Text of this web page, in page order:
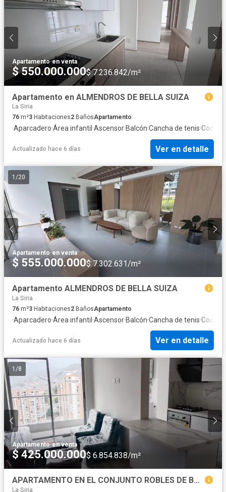
Apartamento·en venta
$ 550.000.000$ 7.236.842/m²
Apartamento en ALMENDROS DE BELLA SUIZA
La Siria
76 m²3 Habitaciones2 BañosApartamento
·Aparcadero·Área infantil ·Ascensor·Balcón·Cancha de tenis·Cocina
Actualizado hace 6 días Ver en detalle
1 /20
Apartamento·en venta
$ 555.000.000$ 7.302.631/m²
Apartamento ALMENDROS DE BELLA SUIZA
La Siria
76 m²3 Habitaciones2 BañosApartamento
·Aparcadero·Área infantil ·Ascensor·Balcón·Cancha de tenis·Cocina
Actualizado hace 6 días Ver en detalle
1 /8
Apartamento·en venta
$ 425.000.000$ 6.854.838/m²
APARTAMENTO EN EL CONJUNTO ROBLES DE BELLA SUIZA
La Siria